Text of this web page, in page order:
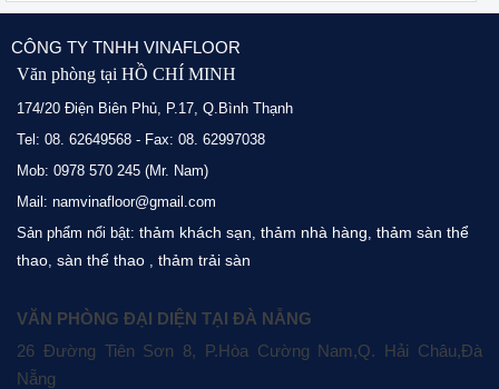
CÔNG TY TNHH VINAFLOOR
Văn phòng tại HỒ CHÍ MINH
174/20 Điện Biên Phủ, P.17, Q.Bình Thạnh
Tel: 08. 62649568 - Fax: 08. 62997038
Mob: 0978 570 245 (Mr. Nam)
Mail: namvinafloor@gmail.com
Sản phẩm nổi bật: thảm khách sạn, thảm nhà hàng, thảm sàn thể
thao, sàn thể thao , thảm trải sàn
VĂN PHÒNG ĐẠI DIỆN TẠI ĐÀ NẴNG
26 Đường Tiên Sơn 8, P.Hòa Cường Nam,Q. Hải Châu,Đà
Nẵng